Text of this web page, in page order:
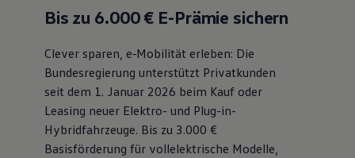
Karriere im Autohaus
Kunden
Gesellschaft
Natur
Events
Rückblick VW Bus Festival 2023
75 Jahre Bulli Jubiläum
Bulli Magazin
Fahrzeugabholung ab Werk
Bis zu 6.000 € E-Prämie sichern
Clever sparen, e‑Mobilität erleben: Die
Bundesregierung unterstützt Privatkunden
seit dem 1. Januar 2026 beim Kauf oder
Leasing neuer Elektro- und Plug-in-
Hybridfahrzeuge. Bis zu 3.000 €
Basisförderung für vollelektrische Modelle,